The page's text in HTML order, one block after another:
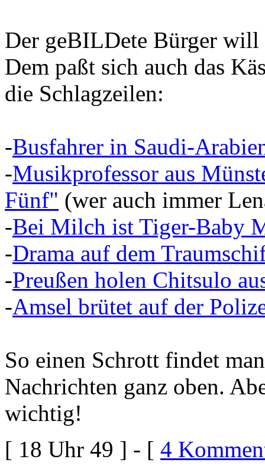
Der geBILDete Bürger
Dem paßt sich auch das
die Schlagzeilen:
-Busfahrer in Saudi-
-Musikprofessor aus
Fünf" (wer auch immer
-Bei Milch ist Tiger-Baby
-Drama auf dem
-Preußen holen Chitsulo
-Amsel brütet auf der
So einen Schrott findet
Nachrichten ganz oben.
wichtig!
[ 18 Uhr 49 ] - [ 4